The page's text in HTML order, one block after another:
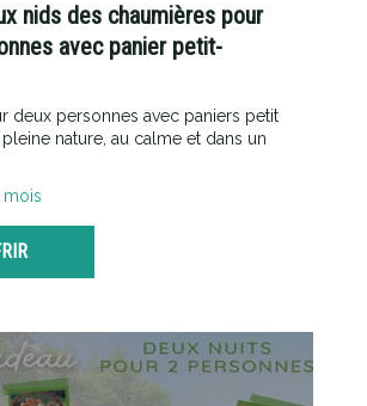
nids des chaumières pour
avec panier petit-
deux personnes avec paniers petit
nature, au calme et dans un
mois